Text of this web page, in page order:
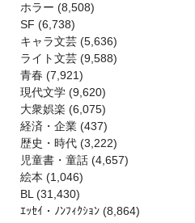
ホラー (8,508)
SF (6,738)
キャラ文芸 (5,636)
ライト文芸 (9,588)
青春 (7,921)
現代文学 (9,620)
大衆娯楽 (6,075)
経済・企業 (437)
歴史・時代 (3,222)
児童書・童話 (4,657)
絵本 (1,046)
BL (31,430)
ｴｯｾｲ・ﾉﾝﾌｨｸｼｮﾝ (8,864)